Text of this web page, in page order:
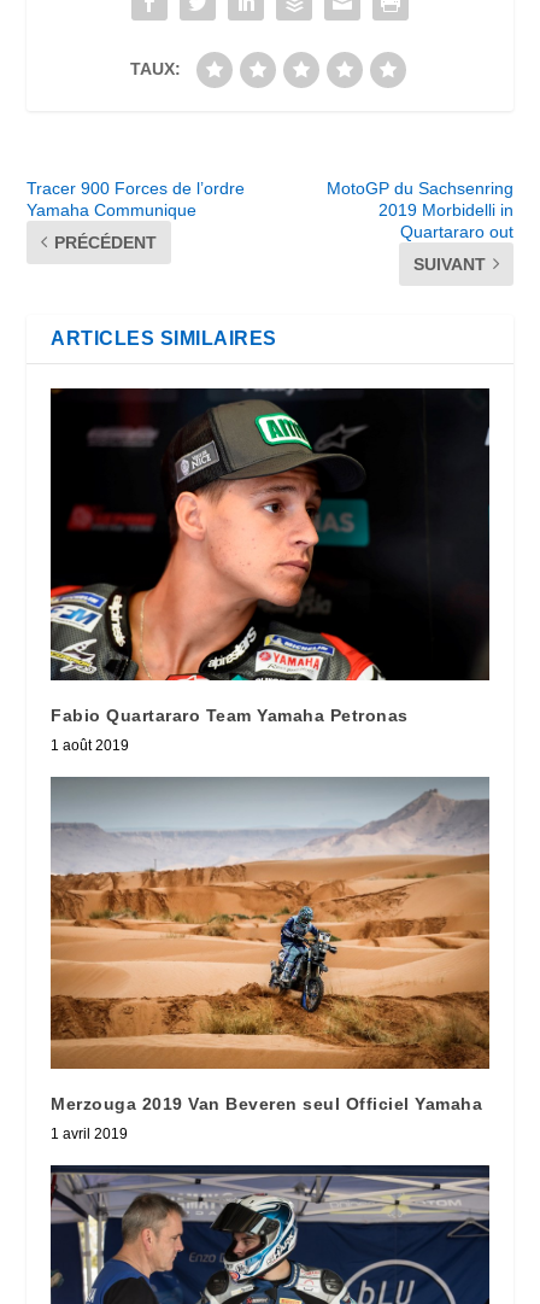
TAUX:
Tracer 900 Forces de l’ordre
Yamaha Communique
PRÉCÉDENT
MotoGP du Sachsenring
2019 Morbidelli in
Quartararo out
SUIVANT
ARTICLES SIMILAIRES
Fabio Quartararo Team Yamaha Petronas
1 août 2019
Merzouga 2019 Van Beveren seul Officiel Yamaha
1 avril 2019